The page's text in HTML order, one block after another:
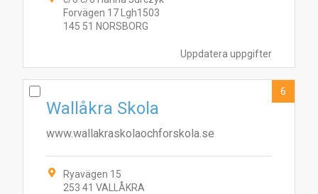
Uppdatera uppgifter
Forvägen 17 Lgh1503
145 51 NORSBORG
Wallåkra Skola
www.wallakraskolaochforskola.se
Ryavägen 15
253 41 VALLÅKRA
6
1278
910